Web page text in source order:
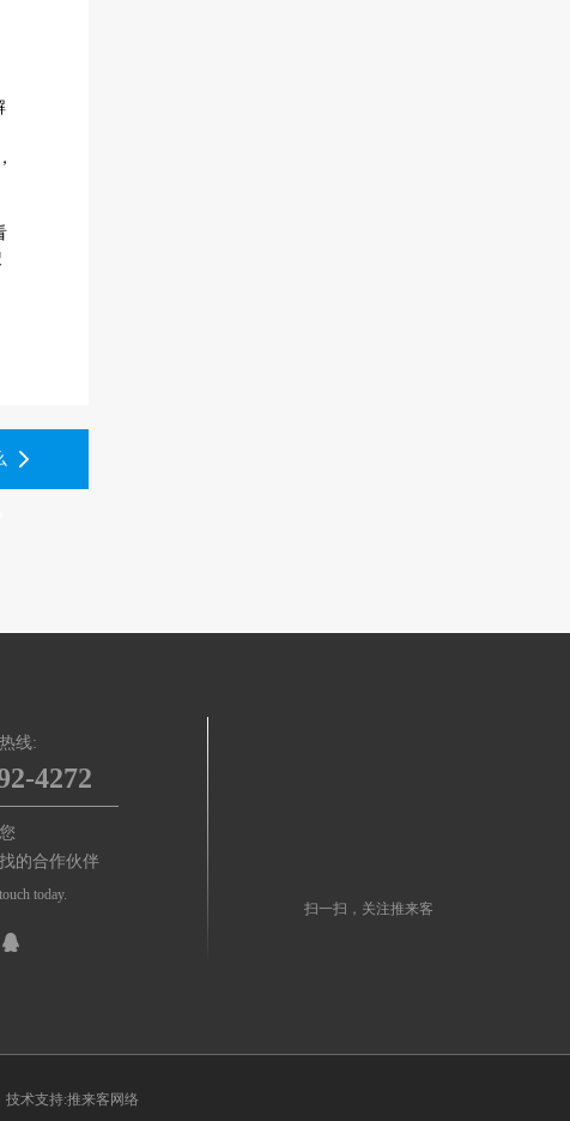
线:
4272
的合作伙伴
today.
扫一扫，关注推来客
技术支持:推来客网络